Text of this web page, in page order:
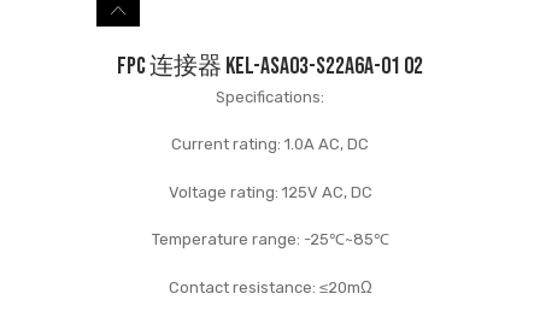
FPC 连接器 KEL-ASA03-S22A6A-01 02
Specifications:
Current rating: 1.0A AC, DC
Voltage rating: 125V AC, DC
Temperature range: -25℃~85℃
Contact resistance: ≤20mΩ